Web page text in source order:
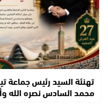
تهنئة السيد رئيس جماعة
محمد السادس نصره الله